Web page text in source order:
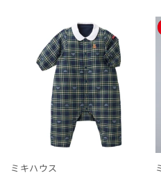
ミキハウス